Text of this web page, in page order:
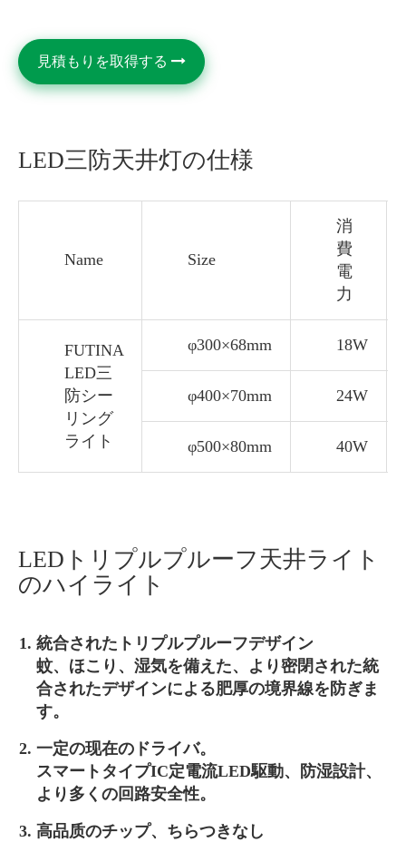
見積もりを取得する
LED三防天井灯の仕様
Name Size
消
費
電
力
FUTINA
LED三
防シー
リング
ライト
φ300×68mm 18W
φ400×70mm 24W
φ500×80mm 40W
LEDトリプルプルーフ天井ライト
のハイライト
統合されたトリプルプルーフデザイン
蚊、ほこり、湿気を備えた、より密閉された統
合されたデザインによる肥厚の境界線を防ぎま
す。
一定の现在のドライバ。
スマートタイプIC定電流LED駆動、防湿設計、
より多くの回路安全性。
高品质のチップ、ちらつきなし